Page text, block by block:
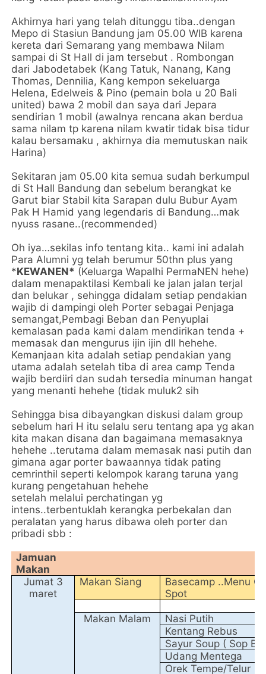
Akhirnya hari yang telah ditunggu tiba..dengan
Mepo di Stasiun Bandung jam 05.00 WIB karena
kereta dari Semarang yang membawa Nilam
sampai di St Hall di jam tersebut . Rombongan
dari Jabodetabek (Kang Tatuk, Nanang, Kang
Thomas, Dennilia, Kang kempon sekeluarga
Helena, Edelweis & Pino (pemain bola u 20 Bali
united) bawa 2 mobil dan saya dari Jepara
sendirian 1 mobil (awalnya rencana akan berdua
sama nilam tp karena nilam kwatir tidak bisa tidur
kalau bersamaku , akhirnya dia memutuskan naik
Harina)
Sekitaran jam 05.00 kita semua sudah berkumpul
di St Hall Bandung dan sebelum berangkat ke
Garut biar Stabil kita Sarapan dulu Bubur Ayam
Pak H Hamid yang legendaris di Bandung…mak
nyuss rasane..(recommended)
Oh iya…sekilas info tentang kita.. kami ini adalah
Para Alumni yg telah berumur 50thn plus yang
*KEWANEN* (Keluarga Wapalhi PermaNEN hehe)
dalam menapaktilasi Kembali ke jalan jalan terjal
dan belukar , sehingga didalam setiap pendakian
wajib di dampingi oleh Porter sebagai Penjaga
semangat,Pembagi Beban dan Penyuplai
kemalasan pada kami dalam mendirikan tenda +
memasak dan mengurus ijin ijin dll hehehe.
Kemanjaan kita adalah setiap pendakian yang
utama adalah setelah tiba di area camp Tenda
wajib berdiiri dan sudah tersedia minuman hangat
yang menanti hehehe (tidak muluk2 sih
Sehingga bisa dibayangkan diskusi dalam group
sebelum hari H itu selalu seru tentang apa yg akan
kita makan disana dan bagaimana memasaknya
hehehe ..terutama dalam memasak nasi putih dan
gimana agar porter bawaannya tidak pating
cemrinthil seperti kelompok karang taruna yang
kurang pengetahuan hehehe
setelah melalui perchatingan yg
intens..terbentuklah kerangka perbekalan dan
peralatan yang harus dibawa oleh porter dan
pribadi sbb :
Jamuan
Makan
Jumat 3
maret
Makan Siang
Basecamp ..Menu
Spot
Makan Malam
Nasi Putih
Kentang Rebus
Sayur Soup ( Sop
Udang Mentega
Orek Tempe/Telur